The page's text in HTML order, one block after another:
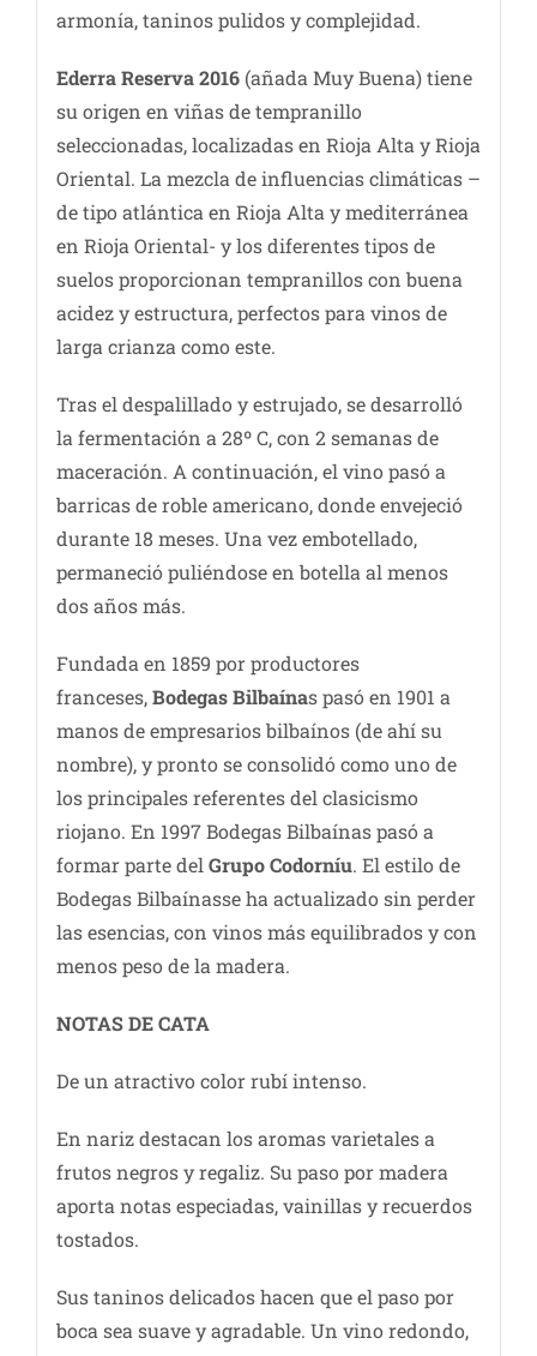
armonía, taninos pulidos y complejidad.
Ederra Reserva 2016(añada Muy Buena) tiene
su origen en viñas de tempranillo
seleccionadas, localizadas en Rioja Alta y Rioja
Oriental. La mezcla de influencias climáticas –
de tipo atlántica en Rioja Alta y mediterránea
en Rioja Oriental- y los diferentes tipos de
suelos proporcionan tempranillos con buena
acidez y estructura, perfectos para vinos de
larga crianza como este.
Tras el despalillado y estrujado, se desarrolló
la fermentación a 28º C, con 2 semanas de
maceración. A continuación, el vino pasó a
barricas de roble americano, donde envejeció
durante 18 meses. Una vez embotellado,
permaneció puliéndose en botella al menos
dos años más.
Fundada en 1859 por productores
franceses,Bodegas Bilbaínas pasó en 1901 a
manos de empresarios bilbaínos (de ahí su
nombre), y pronto se consolidó como uno de
los principales referentes del clasicismo
riojano. En 1997 Bodegas Bilbaínas pasó a
formar parte del Grupo Codorníu. El estilo de
Bodegas Bilbaínasse ha actualizado sin perder
las esencias, con vinos más equilibrados y con
menos peso de la madera.
NOTAS DE CATA
De un atractivo color rubí intenso.
En nariz destacan los aromas varietales a
frutos negros y regaliz. Su paso por madera
aporta notas especiadas, vainillas y recuerdos
tostados.
Sus taninos delicados hacen que el paso por
boca sea suave y agradable. Un vino redondo,